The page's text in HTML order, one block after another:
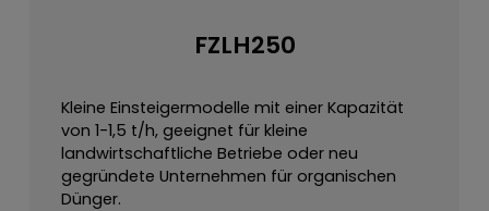
FZLH250
Kleine Einsteigermodelle mit einer Kapazität
von 1-1,5 t/h, geeignet für kleine
landwirtschaftliche Betriebe oder neu
gegründete Unternehmen für organischen
Dünger.